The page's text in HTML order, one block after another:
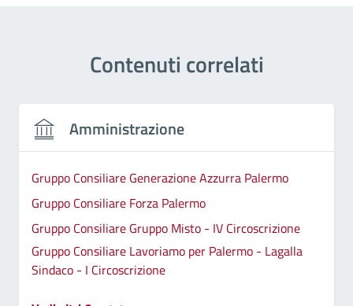
Contenuti correlati
Amministrazione
Gruppo Consiliare Generazione Azzurra Palermo
Gruppo Consiliare Forza Palermo
Gruppo Consiliare Gruppo Misto - IV Circoscrizione
Gruppo Consiliare Lavoriamo per Palermo - Lagalla
Sindaco - I Circoscrizione